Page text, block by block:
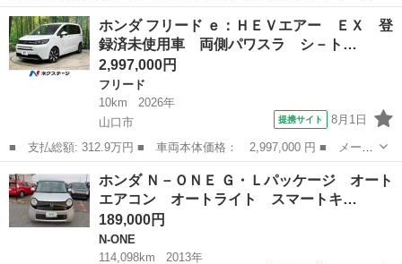
ー名： ホンダ ■ 車種名： Ｎ－ＢＯＸ ■ グレード名： ベース
グレード 純正８型ナビ バックカメラ 電動スライドドア ホンダ
センシン...
山口 山口市 N-BOX
ホンダ フリード ｅ：ＨＥＶエアー ＥＸ 登
録済未使用車 両側パワスラ シ－ト…
2,997,000円
フリード
10km
2026年
山口市
提携サイト 8月1日
■ 支払総額: 312.9万円 ■ 車両本体価格： 2,997,000 円 ■ メーカ
ー名： ホンダ ■ 車種名： フリード ■ グレード名： ｅ：ＨＥ
Ｖエアー ＥＸ 登録済未使用車 両側パワスラ シ－トヒ－タ－
ハ－フレ...
山口 山口市 フリード
ホンダ Ｎ－ＯＮＥ Ｇ・Ｌパッケージ オート
エアコン オートライト スマートキ…
189,000円
N-ONE
114,098km
2013年